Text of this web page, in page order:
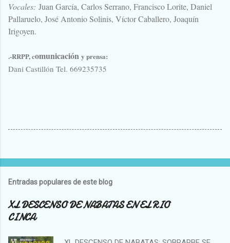
Vocales: Juan García, Carlos Serrano, Francisco Lorite, Daniel
Pallaruelo, José Antonio Solinis, Víctor Caballero, Joaquín
Irigoyen.
.-RRPP, comunicación y prensa:
Dani Castillón Tel. 669235735
Entradas populares de este blog
XL DESCENSO DE NABATAS EN EL RIO
CINCA